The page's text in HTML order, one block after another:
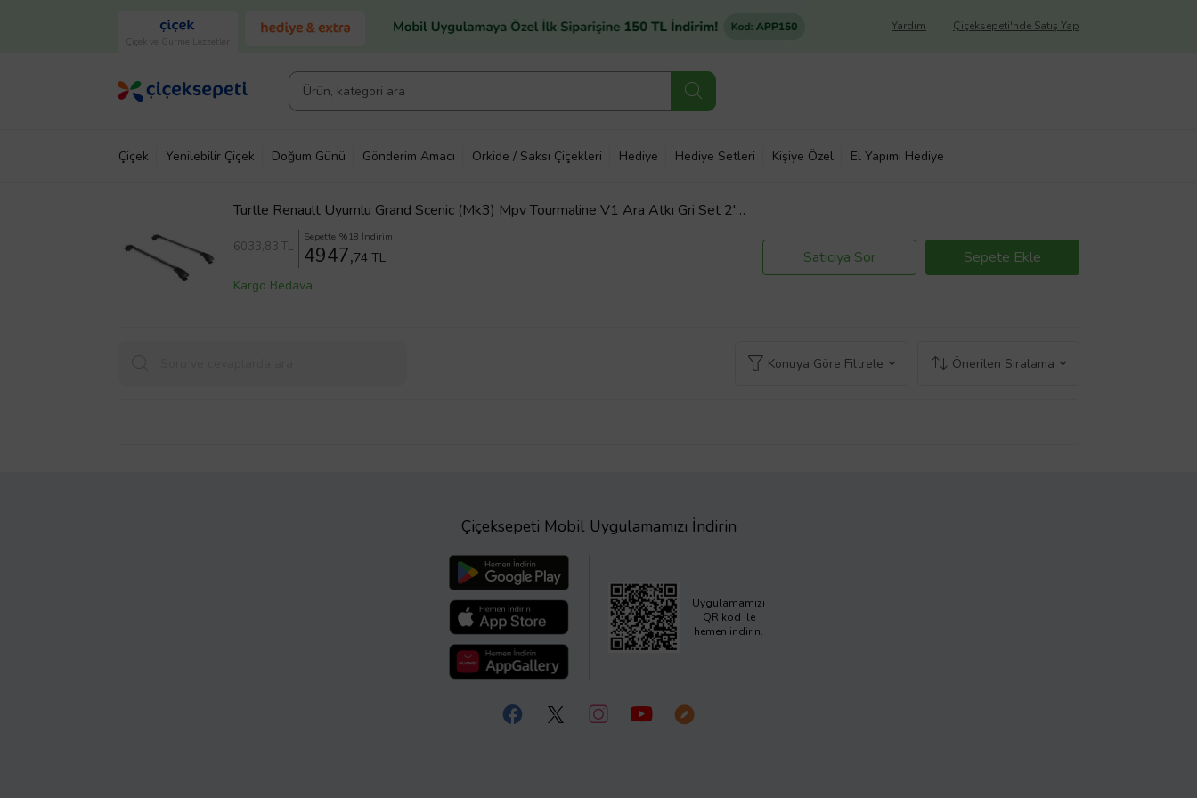
Çiçek ve Gurme Lezzetler
Çiçeksepeti'nde Satış Yap
Yardım
Çiçek Yenilebilir Çiçek Doğum Günü Gönderim Amacı Orkide / Saksı Çiçekleri Hediye Hediye Setleri Kişiye Özel El Yapımı Hediye
Turtle Renault Uyumlu Grand Scenic (Mk3) Mpv Tourmaline V1 Ara Atkı Gri Set 2'li
6033,83 TL
Sepette %18 İndirim
4947,74 TL
Kargo Bedava
Satıcıya Sor Sepete Ekle
Konuya Göre Filtrele Önerilen Sıralama
Çiçeksepeti Mobil Uygulamamızı İndirin
Uygulamamızı
QR kod ile
hemen indirin.